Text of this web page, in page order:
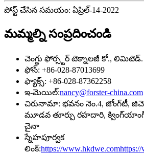
పోస్ట్ చేసిన సమయం: ఏప్రిల్-14-2022
మమ్మల్ని సంప్రదించండి
చెంగ్డు ఫోర్స్టర్ టెక్నాలజీ కో., లిమిటెడ్.
ఫోన్: +86-028-87013699
ఫ్యాక్స్: +86-028-87362258
ఇ-మెయిల్:nancy@forster-china.com
చిరునామా: భవనం నెం.4, జోంగ్‌టీ,
మూడవ తూర్పు రహదారి, క్వింగ్‌యాంగ్
చైనా
స్నేహపూర్వక
లింక్:https://www.hkdwe.com